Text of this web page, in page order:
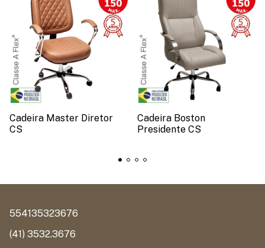
Cadeira Master Diretor
CS
Cadeira Boston
Presidente CS
554135323676
(41) 3532.3676